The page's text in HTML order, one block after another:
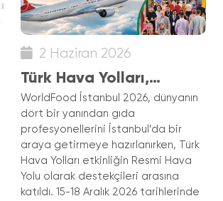
2 Haziran 2026
Türk Hava Yolları,
WorldFood Istanbul
2026’nın Resmi Hava Yolu
Oldu!
WorldFood İstanbul 2026, dünyanın
dört bir yanından gıda
profesyonellerini İstanbul’da bir
araya getirmeye hazırlanırken, Türk
Hava Yolları etkinliğin Resmi Hava
Yolu olarak destekçileri arasına
katıldı. 15-18 Aralık 2026 tarihlerinde